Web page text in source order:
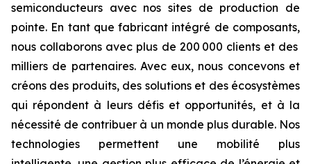
semiconducteurs avec nos sites de production de
pointe. En tant que fabricant intégré de composants,
nous collaborons avec plus de 200 000 clients et des
milliers de partenaires. Avec eux, nous concevons et
créons des produits, des solutions et des écosystèmes
qui répondent à leurs défis et opportunités, et à la
nécessité de contribuer à un monde plus durable. Nos
technologies permettent une mobilité plus